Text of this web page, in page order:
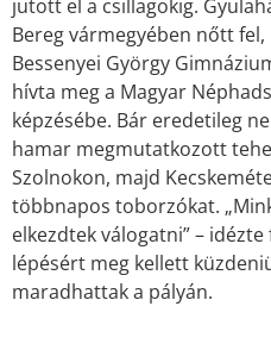
jutott el a csillagokig.
Bereg vármegyében nőtt
Bessenyei György
hívta meg a Magyar
képzésébe. Bár eredetileg
hamar megmutatkozott
Szolnokon, majd
többnapos toborzókat.
elkezdtek válogatni” –
lépésért meg kellett
maradhattak a pályán.